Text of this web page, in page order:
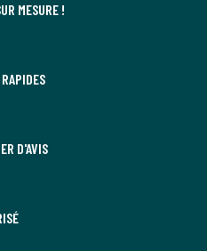
MESURE !
D'AVIS